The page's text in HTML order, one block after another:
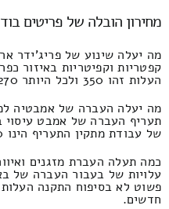
מחירון הובלה של פריטים
מה יעלה שינוע של פריג'ידר
קפטריות וקפיטריות באיזור
העלות זהו 350 ולכל היותר 270 שקלים חדשים.
מה יעלה העברה של אמבטיה
תעריף העברה של אמבט עיסוי
של עבודת מתקין התעריף הינו 440 וזה מגיע עד 290 ₪.
כמה תעלה העברת מזגנים
עלויות של בעבור העברה של
חדשים.